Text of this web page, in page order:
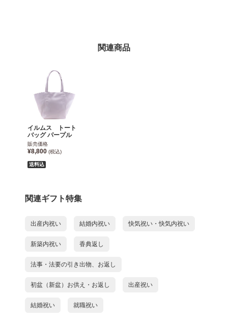
関連商品
イルムス トート
バッグ パープル
販売価格
¥8,800 (税込)
送料込
関連ギフト特集
出産内祝い 結婚内祝い 快気祝い・快気内祝い
新築内祝い 香典返し
法事・法要の引き出物、お返し
初盆（新盆）お供え・お返し 出産祝い
結婚祝い 就職祝い